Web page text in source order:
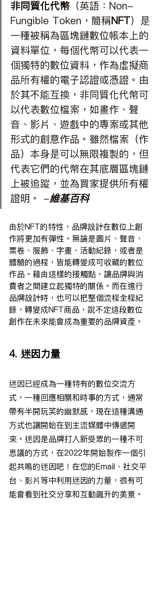
非同質化代幣（英語：Non-
Fungible Token，簡稱NFT）是
一種被稱為區塊鏈數位帳本上的
資料單位，每個代幣可以代表一
個獨特的數位資料，作為虛擬商
品所有權的電子認證或憑證。由
於其不能互換，非同質化代幣可
以代表數位檔案，如畫作、聲
音、影片、遊戲中的專案或其他
形式的創意作品。雖然檔案（作
品）本身是可以無限複製的，但
代表它們的代幣在其底層區塊鏈
上被追蹤，並為買家提供所有權
證明。 -維基百科
由於NFT的特性，品牌設計在數位上創
作將更加有彈性。無論是圖片、聲音、
票卷、服飾、字畫、活動紀錄，或者是
體驗的過程，皆能轉變成可收藏的數位
作品。藉由這樣的接觸點，讓品牌與消
費者之間建立起獨特的關係。而在進行
品牌設計時，也可以把整個流程全程紀
錄，轉變成NFT商品，說不定這段數位
創作在未來能會成為重要的品牌資產。
4. 迷因力量
迷因已經成為一種特有的數位交流方
式，一種回應相關和時事的方式，通常
帶有半開玩笑的幽默感，現在這種溝通
方式也讓開始在到主流媒體中傳遞開
來。迷因是品牌打入新受眾的一種不可
思議的方式，在2022年開始製作一個引
起共鳴的迷因吧！在您的Email、社交平
台、影片等中利用迷因的力量，很有可
能會看到社交分享和互動飆升的美景。